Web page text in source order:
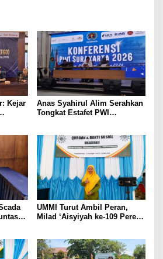
Kejar
Anas Syahirul Alim Serahkan
Tongkat Estafet PWI
Mulus
UMMI Turut Ambil Peran,
Milad ‘Aisyiyah ke-109 Pererat
untuk Masyarakat